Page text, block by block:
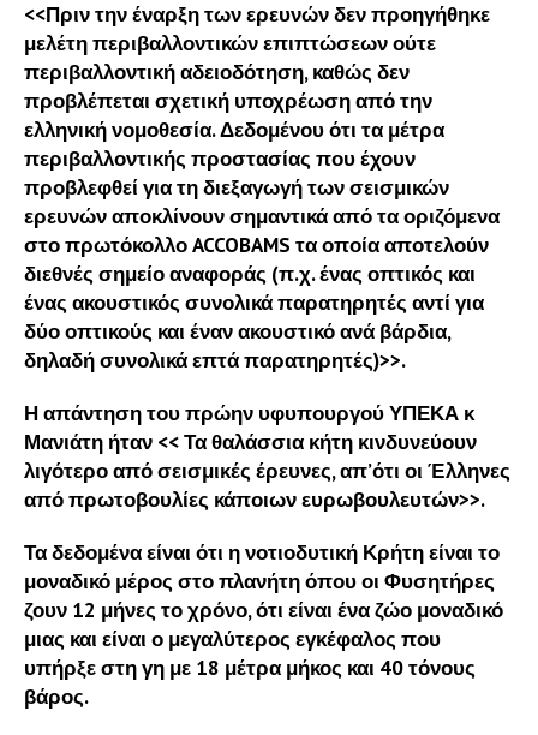
<<Πριν την έναρξη των ερευνών δεν προηγήθηκε
μελέτη περιβαλλοντικών επιπτώσεων ούτε
περιβαλλοντική αδειοδότηση, καθώς δεν
προβλέπεται σχετική υποχρέωση από την
ελληνική νομοθεσία. Δεδομένου ότι τα μέτρα
περιβαλλοντικής προστασίας που έχουν
προβλεφθεί για τη διεξαγωγή των σεισμικών
ερευνών αποκλίνουν σημαντικά από τα οριζόμενα
στο πρωτόκολλο ACCOBAMS τα οποία αποτελούν
διεθνές σημείο αναφοράς (π.χ. ένας οπτικός και
ένας ακουστικός συνολικά παρατηρητές αντί για
δύο οπτικούς και έναν ακουστικό ανά βάρδια,
δηλαδή συνολικά επτά παρατηρητές)>>.
Η απάντηση του πρώην υφυπουργού ΥΠΕΚΑ κ
Μανιάτη ήταν << Τα θαλάσσια κήτη κινδυνεύουν
λιγότερο από σεισμικές έρευνες, απ’ότι οι Έλληνες
από πρωτοβουλίες κάποιων ευρωβουλευτών>>.
Τα δεδομένα είναι ότι η νοτιοδυτική Κρήτη είναι το
μοναδικό μέρος στο πλανήτη όπου οι Φυσητήρες
ζουν 12 μήνες το χρόνο, ότι είναι ένα ζώο μοναδικό
μιας και είναι ο μεγαλύτερος εγκέφαλος που
υπήρξε στη γη με 18 μέτρα μήκος και 40 τόνους
βάρος.